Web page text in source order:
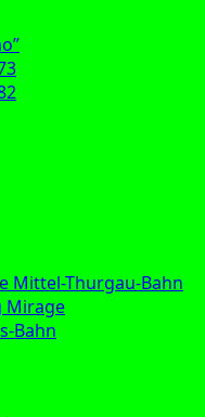
Mittel-Thurgau-Bahn
Mirage
Bahn